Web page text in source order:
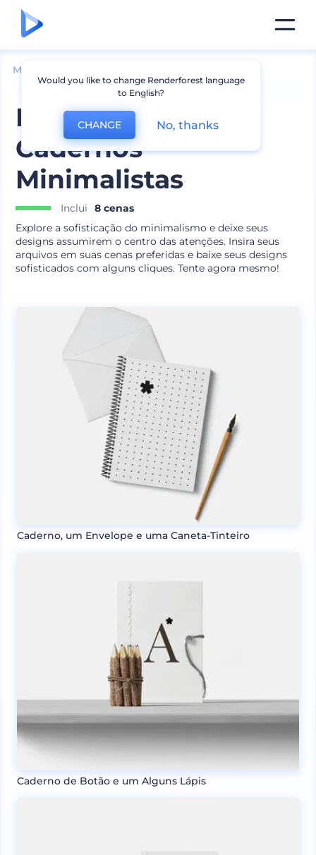
Mockups
Mockups de
Cadernos
Minimalistas
Inclui
8 cenas
Explore a sofisticação do minimalismo e deixe seus
designs assumirem o centro das atenções. Insira seus
arquivos em suas cenas preferidas e baixe seus designs
sofisticados com alguns cliques. Tente agora mesmo!
Caderno, um Envelope e uma Caneta-Tinteiro
Caderno de Botão e um Alguns Lápis
Would you like to change Renderforest language
to English?
CHANGE No, thanks